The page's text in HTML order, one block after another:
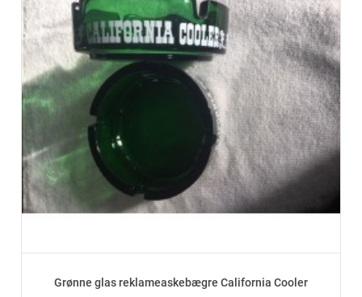
Grønne glas reklameaskebægre California Cooler